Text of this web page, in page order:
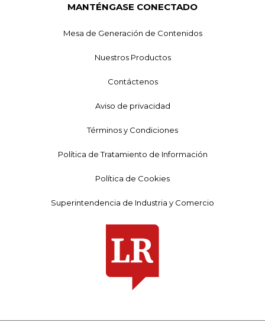
MANTÉNGASE CONECTADO
Mesa de Generación de Contenidos
Nuestros Productos
Contáctenos
Aviso de privacidad
Términos y Condiciones
Política de Tratamiento de Información
Política de Cookies
Superintendencia de Industria y Comercio